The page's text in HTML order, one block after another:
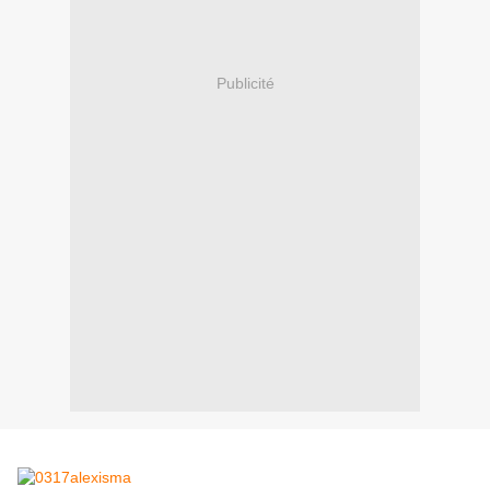
Publicité